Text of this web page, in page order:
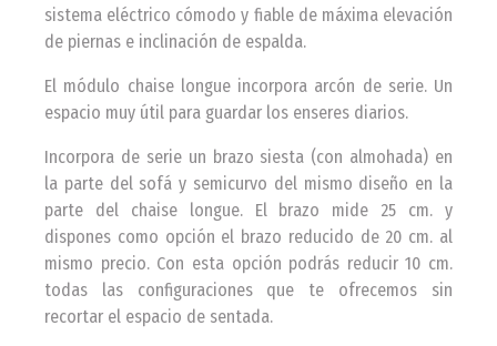
sistema eléctrico cómodo y fiable de máxima elevación
de piernas e inclinación de espalda.
El módulo chaise longue incorpora arcón de serie. Un
espacio muy útil para guardar los enseres diarios.
Incorpora de serie un brazo siesta (con almohada) en
la parte del sofá y semicurvo del mismo diseño en la
parte del chaise longue. El brazo mide 25 cm. y
dispones como opción el brazo reducido de 20 cm. al
mismo precio. Con esta opción podrás reducir 10 cm.
todas las configuraciones que te ofrecemos sin
recortar el espacio de sentada.